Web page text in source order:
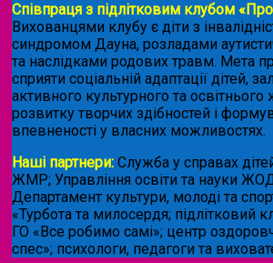
Співпраця з підлітковим клубом
Вихованцями клубу є діти з
синдромом Дауна, розладами
та наслідками родових травм. Мета
сприяти соціальній адаптації дітей,
активного культурного та освітнього
розвитку творчих здібностей і
впевненості у власних можливостях.
Наші партнери: Служба у справах
ЖМР; Управління освіти та науки
Департамент культури, молоді та
«Турбота та милосердя; підлітковий
ГО «Все робимо самі»; центр
спес»; психологи, педагоги та